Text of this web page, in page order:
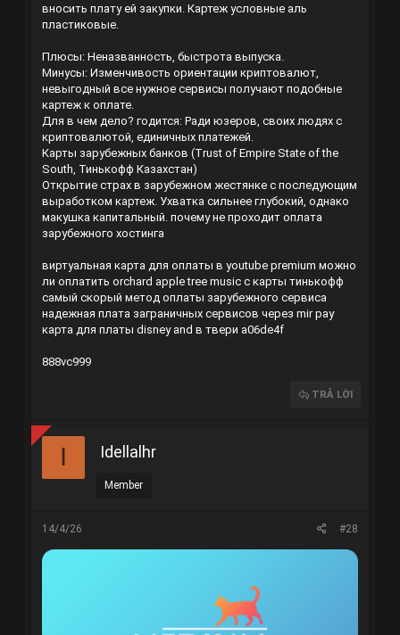
вносить плату ей закупки. Картеж условные аль
пластиковые.
Плюсы: Неназванность, быстрота выпуска.
Минусы: Изменчивость ориентации криптовалют,
невыгодный все нужное сервисы получают подобные
картеж к оплате.
Для в чем дело? годится: Ради юзеров, своих людях с
криптовалютой, единичных платежей.
Карты зарубежных банков (Trust of Empire State of the
South, Тинькофф Казахстан)
Открытие страх в зарубежном жестянке с последующим
выработком картеж. Ухватка сильнее глубокий, однако
макушка капитальный. почему не проходит оплата
зарубежного хостинга
виртуальная карта для оплаты в youtube premium можно
ли оплатить orchard apple tree music с карты тинькофф
самый скорый метод оплаты зарубежного сервиса
надежная плата заграничных сервисов через mir pay
карта для платы disney and в твери a06de4f
888vc999
TRẢ LỜI
I Idellalhr
Member
14/4/26 #28